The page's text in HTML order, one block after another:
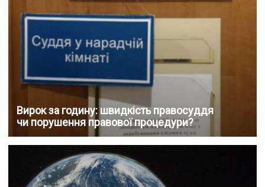
Вирок за годину: швидкість правосуддя
чи порушення правової процедури?